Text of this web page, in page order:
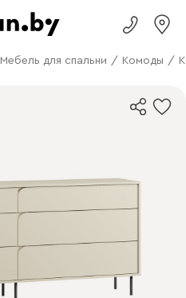
Мебель для спальни / Комоды /